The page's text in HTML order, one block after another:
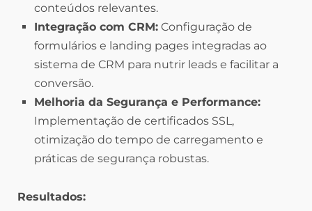
conteúdos relevantes.
Integração com CRM: Configuração de
formulários e landing pages integradas ao
sistema de CRM para nutrir leads e facilitar a
conversão.
Melhoria da Segurança e Performance:
Implementação de certificados SSL,
otimização do tempo de carregamento e
práticas de segurança robustas.
Resultados: